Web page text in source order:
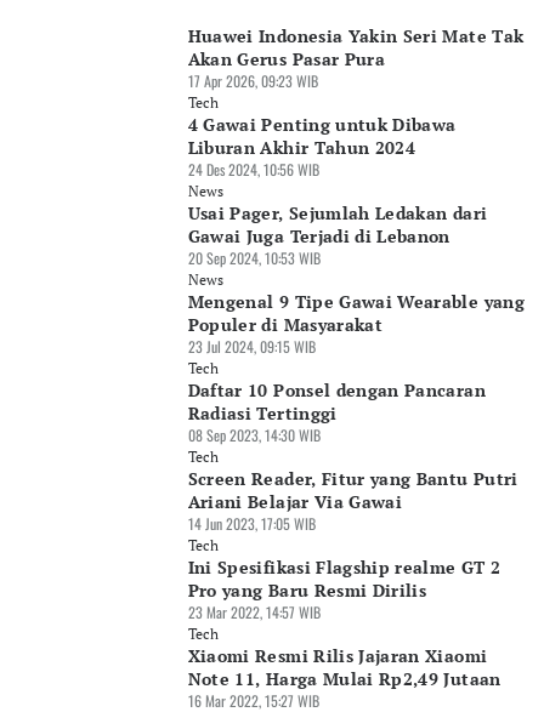
Huawei Indonesia Yakin Seri Mate Tak
Akan Gerus Pasar Pura
17 Apr 2026, 09:23 WIB
Tech
4 Gawai Penting untuk Dibawa
Liburan Akhir Tahun 2024
24 Des 2024, 10:56 WIB
News
Usai Pager, Sejumlah Ledakan dari
Gawai Juga Terjadi di Lebanon
20 Sep 2024, 10:53 WIB
News
Mengenal 9 Tipe Gawai Wearable yang
Populer di Masyarakat
23 Jul 2024, 09:15 WIB
Tech
Daftar 10 Ponsel dengan Pancaran
Radiasi Tertinggi
08 Sep 2023, 14:30 WIB
Tech
Screen Reader, Fitur yang Bantu Putri
Ariani Belajar Via Gawai
14 Jun 2023, 17:05 WIB
Tech
Ini Spesifikasi Flagship realme GT 2
Pro yang Baru Resmi Dirilis
23 Mar 2022, 14:57 WIB
Tech
Xiaomi Resmi Rilis Jajaran Xiaomi
Note 11, Harga Mulai Rp2,49 Jutaan
16 Mar 2022, 15:27 WIB